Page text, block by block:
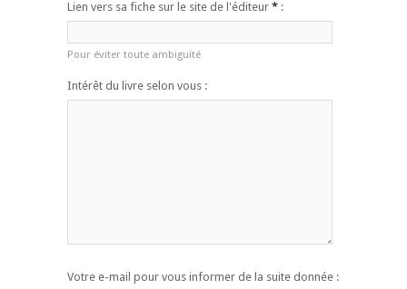
Lien vers sa fiche sur le site de l'éditeur * :
Pour éviter toute ambiguïté
Intérêt du livre selon vous :
Votre e-mail pour vous informer de la suite donnée :